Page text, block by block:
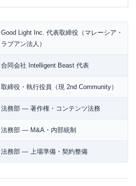
Good Light Inc. 代表取締役（マレーシア・
ラブアン法人）
合同会社 Intelligent Beast 代表
取締役・執行役員（現 2nd Community）
法務部 — 著作権・コンテンツ法務
法務部 — M&A・内部統制
法務部 — 上場準備・契約整備